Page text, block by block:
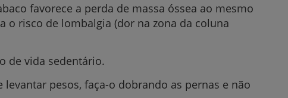
favorece a perda de massa óssea ao mesmo
o risco de lombalgia (dor na zona da coluna
de vida sedentário.
levantar pesos, faça-o dobrando as pernas e não